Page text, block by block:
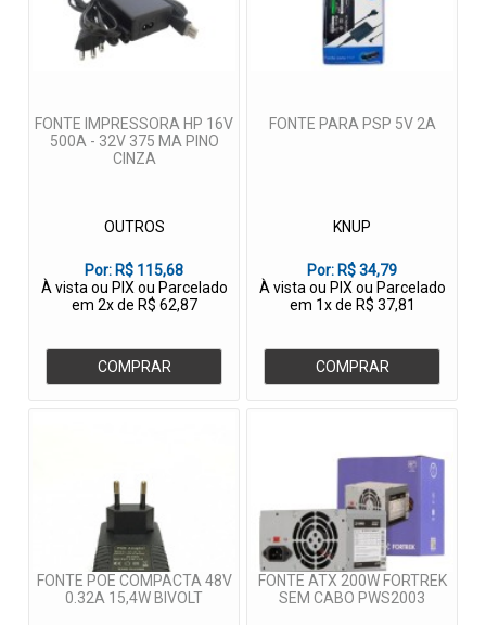
FONTE IMPRESSORA HP 16V
500A - 32V 375 MA PINO
CINZA
OUTROS
Por: R$ 115,68
À vista ou PIX ou Parcelado
em 2x de R$ 62,87
COMPRAR
FONTE PARA PSP 5V 2A
KNUP
Por: R$ 34,79
À vista ou PIX ou Parcelado
em 1x de R$ 37,81
COMPRAR
FONTE POE COMPACTA 48V
0.32A 15,4W BIVOLT
FONTE ATX 200W FORTREK
SEM CABO PWS2003